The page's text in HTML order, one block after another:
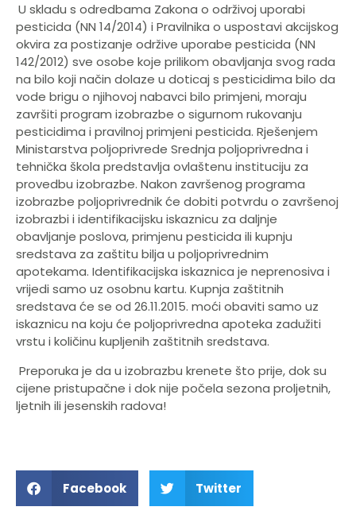
U skladu s odredbama Zakona o održivoj uporabi
pesticida (NN 14/2014) i Pravilnika o uspostavi akcijskog
okvira za postizanje održive uporabe pesticida (NN
142/2012) sve osobe koje prilikom obavljanja svog rada
na bilo koji način dolaze u doticaj s pesticidima bilo da
vode brigu o njihovoj nabavci bilo primjeni, moraju
završiti program izobrazbe o sigurnom rukovanju
pesticidima i pravilnoj primjeni pesticida. Rješenjem
Ministarstva poljoprivrede Srednja poljoprivredna i
tehnička škola predstavlja ovlaštenu instituciju za
provedbu izobrazbe. Nakon završenog programa
izobrazbe poljoprivrednik će dobiti potvrdu o završenoj
izobrazbi i identifikacijsku iskaznicu za daljnje
obavljanje poslova, primjenu pesticida ili kupnju
sredstava za zaštitu bilja u poljoprivrednim
apotekama. Identifikacijska iskaznica je neprenosiva i
vrijedi samo uz osobnu kartu. Kupnja zaštitnih
sredstava će se od 26.11.2015. moći obaviti samo uz
iskaznicu na koju će poljoprivredna apoteka zadužiti
vrstu i količinu kupljenih zaštitnih sredstava.
Preporuka je da u izobrazbu krenete što prije, dok su
cijene pristupačne i dok nije počela sezona proljetnih,
ljetnih ili jesenskih radova!
Facebook Twitter